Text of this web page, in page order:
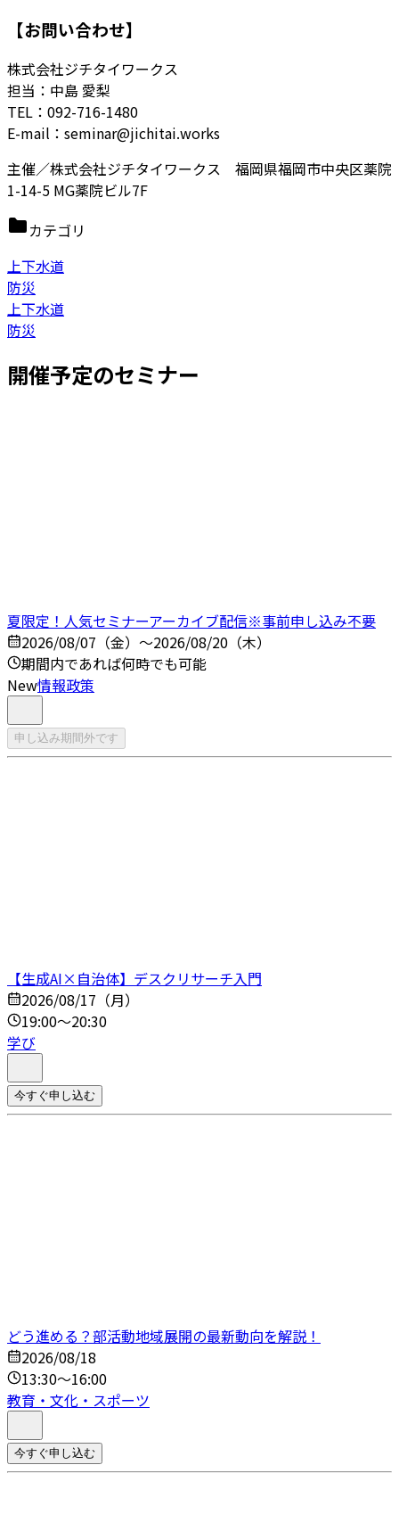
【お問い合わせ】
株式会社ジチタイワークス
担当：中島 愛梨
TEL：092-716-1480
E-mail：seminar@jichitai.works
主催／株式会社ジチタイワークス 福岡県福岡市中央区薬院
1-14-5 MG薬院ビル7F
カテゴリ
上下水道
防災
上下水道
防災
開催予定のセミナー
夏限定！人気セミナーアーカイブ配信※事前申し込み不要
2026/08/07（金）～2026/08/20（木）
期間内であれば何時でも可能
New情報政策
申し込み期間外です
【生成AI×自治体】デスクリサーチ入門
2026/08/17（月）
19:00～20:30
学び
今すぐ申し込む
どう進める？部活動地域展開の最新動向を解説！
2026/08/18
13:30～16:00
教育・文化・スポーツ
今すぐ申し込む